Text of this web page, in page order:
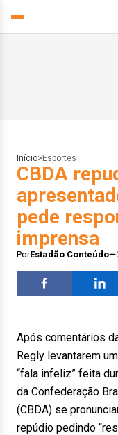
Início> Esportes
CBDA
pede
imprensa
PorEstadão Conteúdo
Após comentários
Regly levantarem
“fala infeliz” feita
da Confederação
(CBDA) se
repúdio pedindo